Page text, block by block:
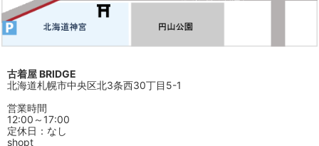
古着屋 BRIDGE
北海道札幌市中央区北3条西30丁目5-1
営業時間
12:00～17:00
定休日：なし
shopt